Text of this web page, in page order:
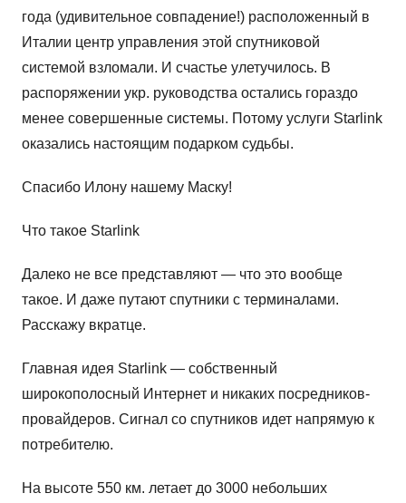
года (удивительное совпадение!) расположенный в
Италии центр управления этой спутниковой
системой взломали. И счастье улетучилось. В
распоряжении укр. руководства остались гораздо
менее совершенные системы. Потому услуги Starlink
оказались настоящим подарком судьбы.
Спасибо Илону нашему Маску!
Что такое Starlink
Далеко не все представляют — что это вообще
такое. И даже путают спутники с терминалами.
Расскажу вкратце.
Главная идея Starlink — собственный
широкополосный Интернет и никаких посредников-
провайдеров. Сигнал со спутников идет напрямую к
потребителю.
На высоте 550 км. летает до 3000 небольших